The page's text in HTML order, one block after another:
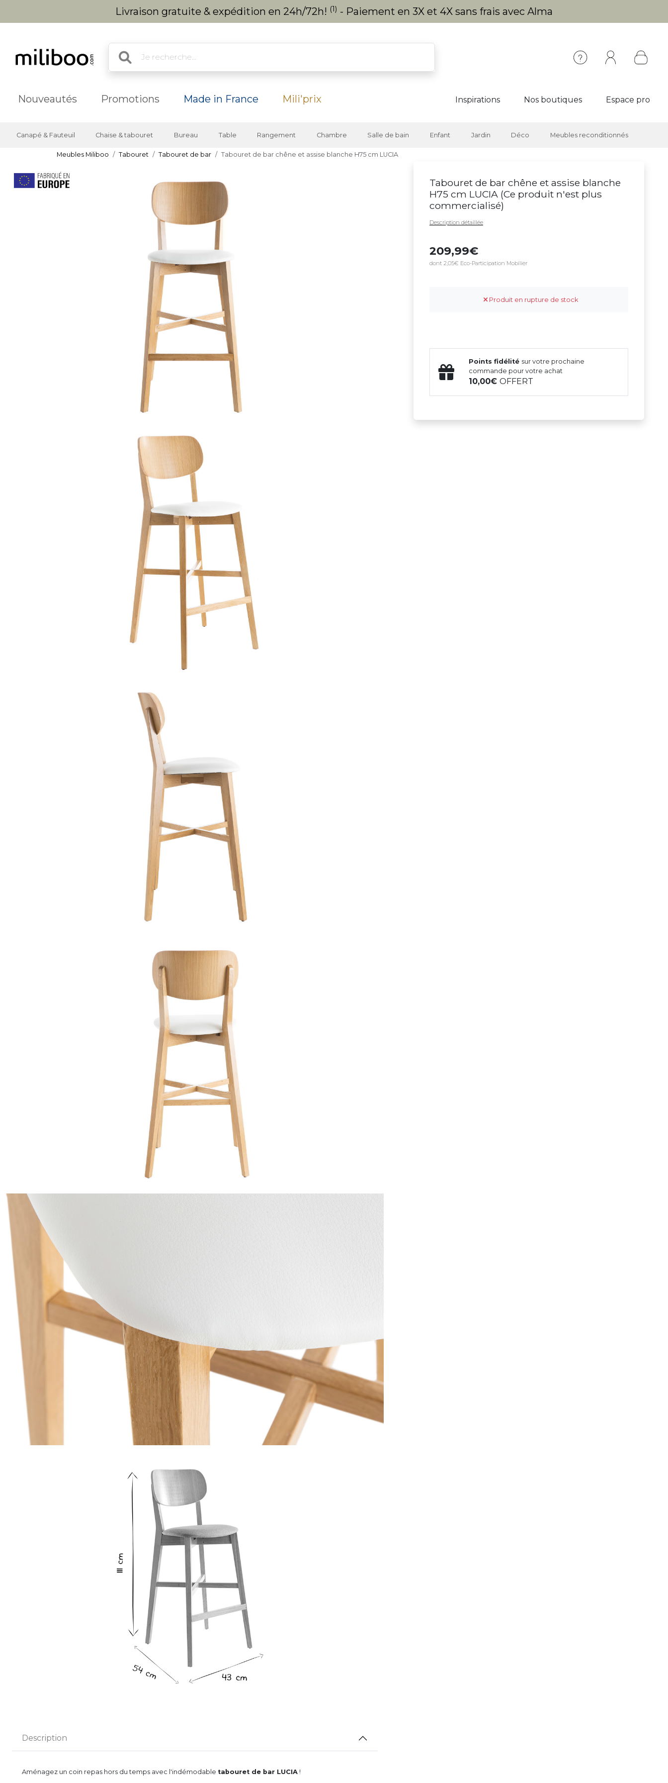
Livraison gratuite & expédition en 24h/72h! (1) - Paiement en 3X et 4X sans frais avec Alma
Nouveautés Promotions Made in France Mili'prix Inspirations Nos boutiques Espace pro
Canapé & Fauteuil Chaise & tabouret Bureau Table Rangement Chambre Salle de bain Enfant Jardin Déco Meubles reconditionnés
Meubles Miliboo Tabouret Tabouret de bar Tabouret de bar chêne et assise blanche H75 cm LUCIA
Tabouret de bar chêne et assise blanche
H75 cm LUCIA (Ce produit n'est plus
commercialisé)
Description détaillée
209,99
dont 2,05€ Eco-Participation Mobilier
Produit en rupture de stock
Points fidélité sur votre prochaine
commande pour votre achat
10,00OFFERT
Description
Aménagez un coin repas hors du temps avec l'indémodable tabouret de bar LUCIA !